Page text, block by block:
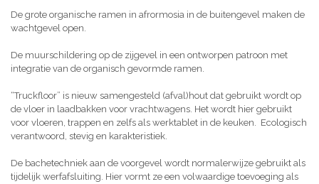
De grote organische ramen in afrormosia in de buitengevel maken de
wachtgevel open.
De muurschildering op de zijgevel in een ontworpen patroon met
integratie van de organisch gevormde ramen.
“Truckfloor” is nieuw samengesteld (afval)hout dat gebruikt wordt op
de vloer in laadbakken voor vrachtwagens. Het wordt hier gebruikt
voor vloeren, trappen en zelfs als werktablet in de keuken. Ecologisch
verantwoord, stevig en karakteristiek.
De bachetechniek aan de voorgevel wordt normalerwijze gebruikt als
tijdelijk werfafsluiting. Hier vormt ze een volwaardige toevoeging als